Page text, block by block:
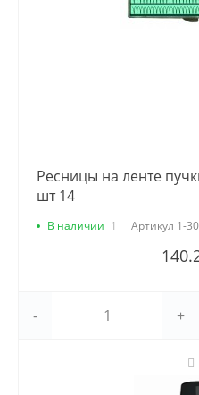
Ресницы на ленте
шт 14
В наличии 1 Артикул 1-
- +